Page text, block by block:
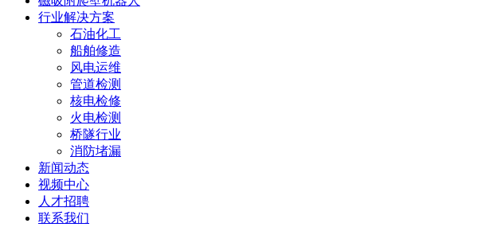
行业解决方案
石油化工
船舶修造
风电运维
管道检测
核电检修
火电检测
桥隧行业
消防堵漏
新闻动态
视频中心
人才招聘
联系我们